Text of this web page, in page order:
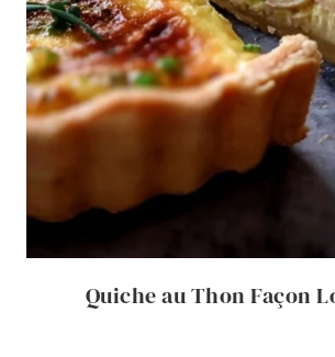
Quiche au Thon Façon